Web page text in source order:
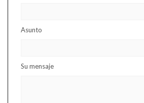
Asunto
Su mensaje